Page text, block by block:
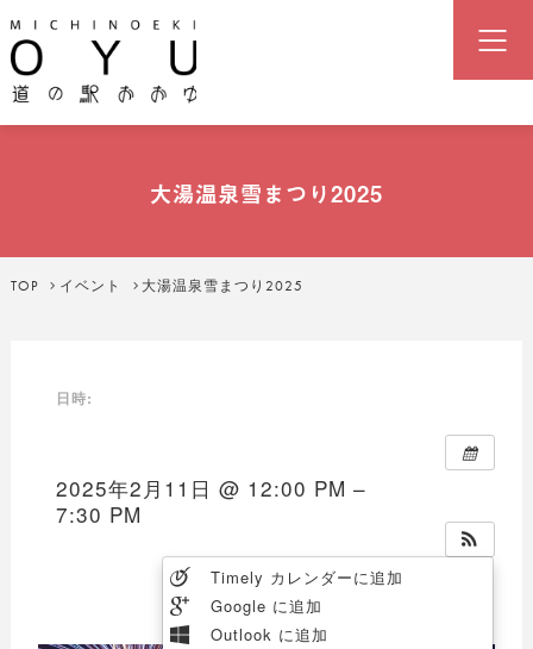
道の駅「おおゆ」（湯の駅おおゆ
大湯温泉雪まつり2025
TOP イベント 大湯温泉雪まつり2025
Timely カレンダーに追加
Google に追加
Outlook に追加
日時:
2025年2月11日 @ 12:00 PM –
7:30 PM